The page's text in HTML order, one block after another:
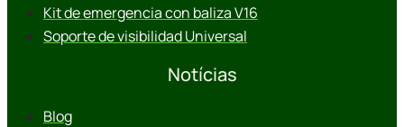
Kit de emergencia con baliza V16
Soporte de visibilidad Universal
Notícias
Blog